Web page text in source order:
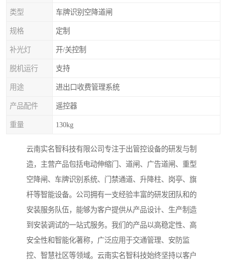
类型 车牌识别空降道闸
规格 定制
补光灯 开/关控制
脱机运行 支持
用途 进出口收费管理系统
产品配件 遥控器
重量 130kg
云南实名智科技有限公司专注于出管控设备的研发与制
造，主营产品包括电动伸缩门、道闸、广告道闸、重型
空降闸、车牌识别系统、门禁通道、升降柱、岗亭、旗
杆等智能设备。公司拥有一支经验丰富的研发团队和的
安装服务队伍，能够为客户提供从产品设计、生产制造
到安装调试的一站式服务。我们的产品以高稳定性、高
安全性和智能化著称，广泛应用于交通管理、安防监
控、智慧社区等领域。云南实名智科技始终坚持以客户